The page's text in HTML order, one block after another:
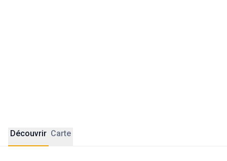
Découvrir Carte